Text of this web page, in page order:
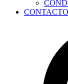
CONTACTO